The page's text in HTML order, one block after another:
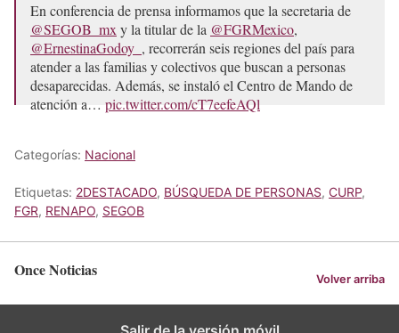
En conferencia de prensa informamos que la secretaria de
@SEGOB_mxy la titular de la @FGRMexico,
@ErnestinaGodoy_ , recorrerán seis regiones del país para
atender a las familias y colectivos que buscan a personas
desaparecidas. Además, se instaló el Centro de Mando de
atención a… pic.twitter.com/cT7eefeAQl
2026
Categorías: Nacional
Etiquetas: 2DESTACADO, BÚSQUEDA DE PERSONAS, CURP,
FGR, RENAPO, SEGOB
Once Noticias Volver arriba